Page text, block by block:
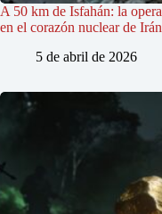
A 50 km de Isfahán: la
en el corazón nuclear de Irán
5 de abril de 2026